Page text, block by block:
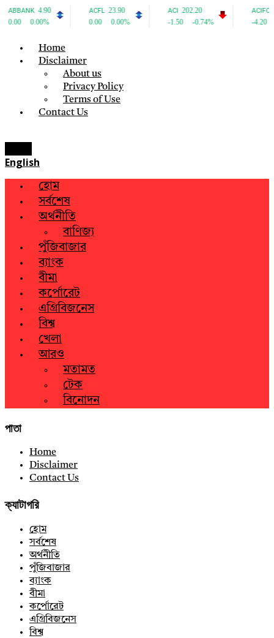
Home
Disclaimer
About us
Privacy Policy
Terms of Use
Contact Us
English
হোম
সর্বশেষ
অর্থনীতি
বাণিজ্য
পুঁজিবাজার
ব্যাংক
বীমা
কর্পোরেট
এগ্রিবিজনেস
বিশ্ব
খেলা
আরও
মতামত
টেক
বিনোদন
পাতা
Home
Disclaimer
Contact Us
ক্যাটাগরি
হোম
সর্বশেষ
অর্থনীতি
পুঁজিবাজার
ব্যাংক
বীমা
কর্পোরেট
এগ্রিবিজনেস
বিশ্ব